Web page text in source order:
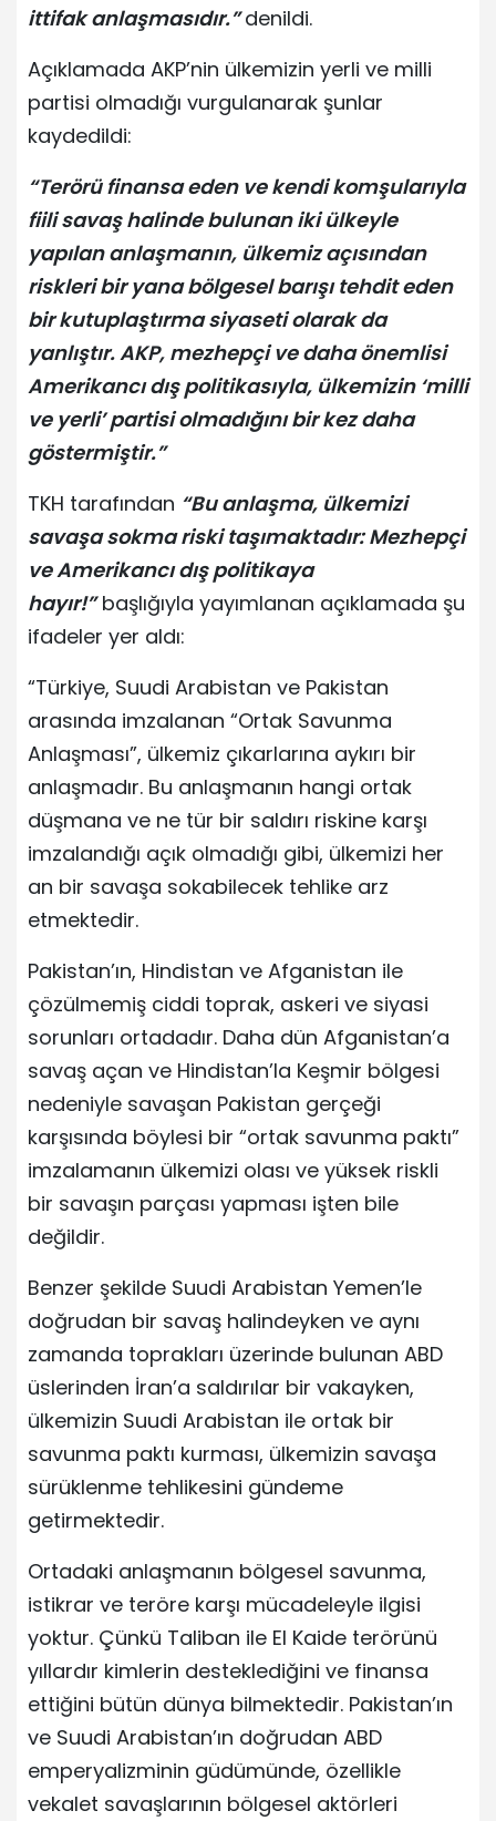
ittifak anlaşmasıdır.” denildi.
Açıklamada AKP’nin ülkemizin yerli ve milli
partisi olmadığı vurgulanarak şunlar
kaydedildi:
“Terörü finansa eden ve kendi komşularıyla
fiili savaş halinde bulunan iki ülkeyle
yapılan anlaşmanın, ülkemiz açısından
riskleri bir yana bölgesel barışı tehdit eden
bir kutuplaştırma siyaseti olarak da
yanlıştır. AKP, mezhepçi ve daha önemlisi
Amerikancı dış politikasıyla, ülkemizin ‘milli
ve yerli’ partisi olmadığını bir kez daha
göstermiştir.”
TKH tarafından “Bu anlaşma, ülkemizi
savaşa sokma riski taşımaktadır: Mezhepçi
ve Amerikancı dış politikaya
hayır!”başlığıyla yayımlanan açıklamada şu
ifadeler yer aldı:
“Türkiye, Suudi Arabistan ve Pakistan
arasında imzalanan “Ortak Savunma
Anlaşması”, ülkemiz çıkarlarına aykırı bir
anlaşmadır. Bu anlaşmanın hangi ortak
düşmana ve ne tür bir saldırı riskine karşı
imzalandığı açık olmadığı gibi, ülkemizi her
an bir savaşa sokabilecek tehlike arz
etmektedir.
Pakistan’ın, Hindistan ve Afganistan ile
çözülmemiş ciddi toprak, askeri ve siyasi
sorunları ortadadır. Daha dün Afganistan’a
savaş açan ve Hindistan’la Keşmir bölgesi
nedeniyle savaşan Pakistan gerçeği
karşısında böylesi bir “ortak savunma paktı”
imzalamanın ülkemizi olası ve yüksek riskli
bir savaşın parçası yapması işten bile
değildir.
Benzer şekilde Suudi Arabistan Yemen’le
doğrudan bir savaş halindeyken ve aynı
zamanda toprakları üzerinde bulunan ABD
üslerinden İran’a saldırılar bir vakayken,
ülkemizin Suudi Arabistan ile ortak bir
savunma paktı kurması, ülkemizin savaşa
sürüklenme tehlikesini gündeme
getirmektedir.
Ortadaki anlaşmanın bölgesel savunma,
istikrar ve teröre karşı mücadeleyle ilgisi
yoktur. Çünkü Taliban ile El Kaide terörünü
yıllardır kimlerin desteklediğini ve finansa
ettiğini bütün dünya bilmektedir. Pakistan’ın
ve Suudi Arabistan’ın doğrudan ABD
emperyalizminin güdümünde, özellikle
vekalet savaşlarının bölgesel aktörleri